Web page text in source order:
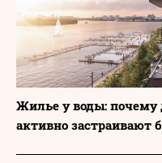
Жилье у воды: почему
активно застраивают